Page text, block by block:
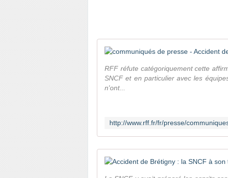
RFF réfute catégoriquement cette
SNCF et en particulier avec les
n'ont...